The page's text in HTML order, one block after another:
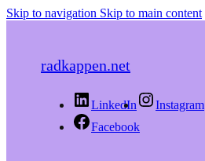
Skip to navigation Skip to main content
radkappen.net
LinkedIn
Instagram
Facebook